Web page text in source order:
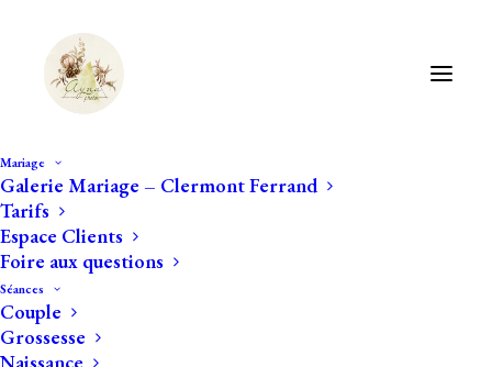
Mariage
Galerie Mariage – Clermont Ferrand
Tarifs
Espace Clients
Foire aux questions
Séances
Couple
Grossesse
Mariage au Château de
Bois-Rigaud